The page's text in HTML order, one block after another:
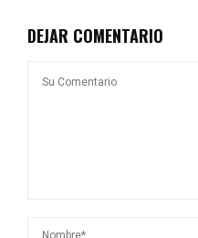
DEJAR COMENTARIO